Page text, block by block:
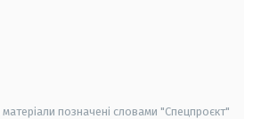
матеріали позначені словами "Спецпроєкт"